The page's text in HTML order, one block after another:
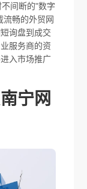
间断的"数字
流畅的外贸网
询盘到成交
服务商的资
入市场推广
宁网